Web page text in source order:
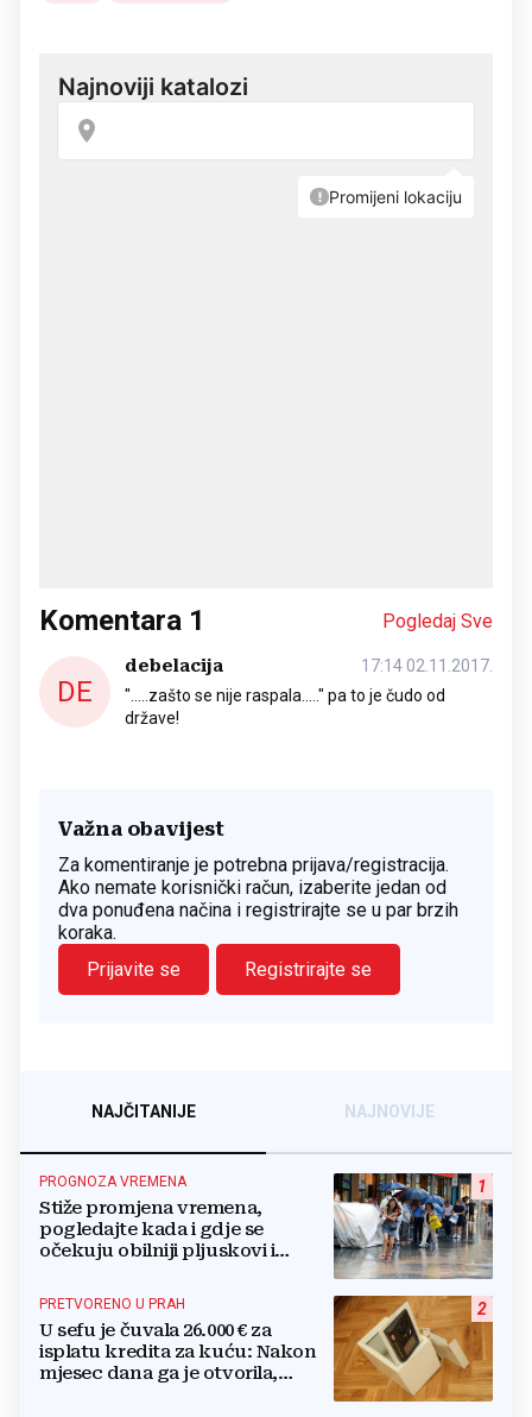
Komentara 1 Pogledaj Sve
DE
debelacija
17:14 02.11.2017.
".....zašto se nije raspala....." pa to je čudo od
države!
Važna obavijest
Za komentiranje je potrebna prijava/registracija.
Ako nemate korisnički račun, izaberite jedan od
dva ponuđena načina i registrirajte se u par brzih
koraka.
Prijavite se
Registrirajte se
NAJČITANIJE NAJNOVIJE
1
PROGNOZA VREMENA
Stiže promjena vremena,
pogledajte kada i gdje se
očekuju obilniji pljuskovi i
2
PRETVORENO U PRAH
U sefu je čuvala 26.000 € za
isplatu kredita za kuću: Nakon
mjesec dana ga je otvorila,